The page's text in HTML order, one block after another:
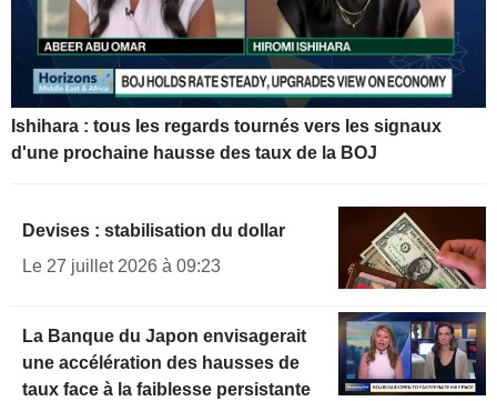
Ishihara : tous les regards tournés vers les signaux
d'une prochaine hausse des taux de la BOJ
Devises : stabilisation du dollar
Le 27 juillet 2026 à 09:23
La Banque du Japon envisagerait
une accélération des hausses de
taux face à la faiblesse persistante